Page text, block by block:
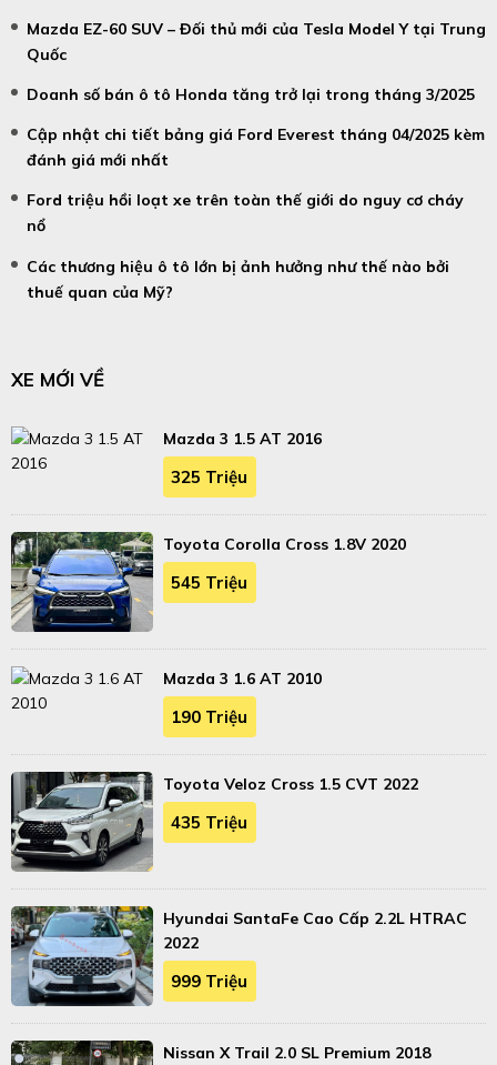
Mazda EZ-60 SUV – Đối thủ mới của Tesla Model Y tại Trung
Quốc
Doanh số bán ô tô Honda tăng trở lại trong tháng 3/2025
Cập nhật chi tiết bảng giá Ford Everest tháng 04/2025 kèm
đánh giá mới nhất
Ford triệu hồi loạt xe trên toàn thế giới do nguy cơ cháy
nổ
Các thương hiệu ô tô lớn bị ảnh hưởng như thế nào bởi
thuế quan của Mỹ?
XE MỚI VỀ
Mazda 3 1.5 AT 2016
325 Triệu
Toyota Corolla Cross 1.8V 2020
545 Triệu
Mazda 3 1.6 AT 2010
190 Triệu
Toyota Veloz Cross 1.5 CVT 2022
435 Triệu
Hyundai SantaFe Cao Cấp 2.2L HTRAC
2022
999 Triệu
Nissan X Trail 2.0 SL Premium 2018